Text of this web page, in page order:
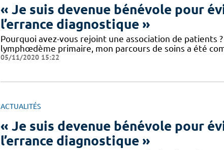
« Je suis devenue bénévole pour
l’errance diagnostique »
Pourquoi avez-vous rejoint une association de patients
lymphœdème primaire, mon parcours de soins a été
05/11/2020 15:22
ACTUALITÉS
« Je suis devenue bénévole pour
l’errance diagnostique »